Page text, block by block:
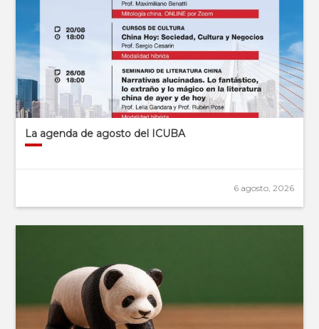
La agenda de agosto del ICUBA
6 agosto, 2026